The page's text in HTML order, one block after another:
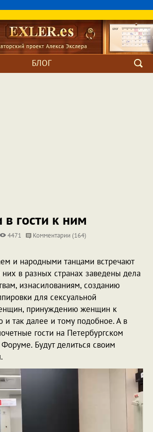
БЛОГ
гости к ним
4471 Комментарии (164)
и народными танцами встречают
них в разных странах заведены дела
изнасилованиям, созданию
для сексуальной
принуждению женщин к
и так далее и тому подобное. А в
гости на Петербургском
Будут делиться своим